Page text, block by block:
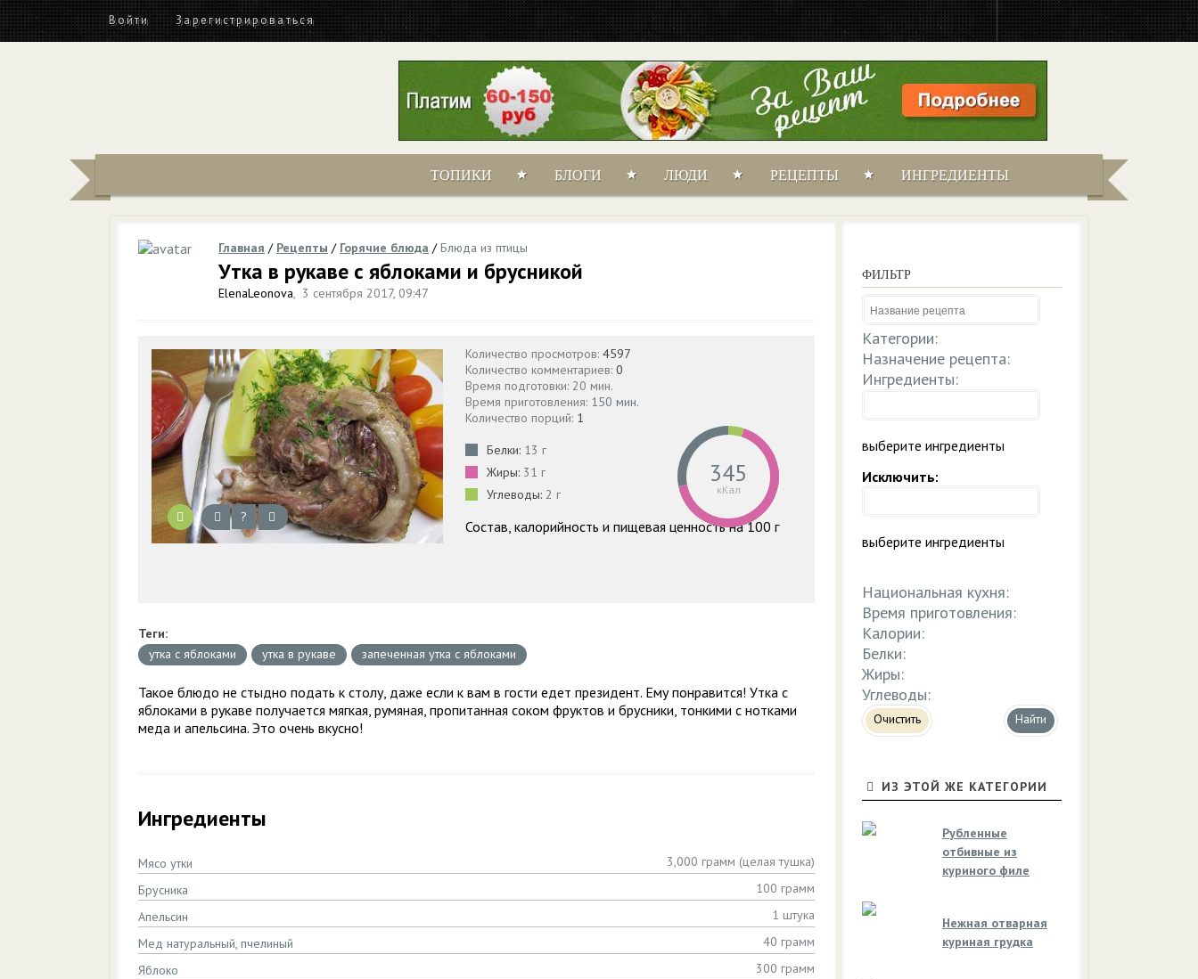
Войти Зарегистрироваться
ТОПИКИ БЛОГИ ЛЮДИ РЕЦЕПТЫ ИНГРЕДИЕНТЫ
Главная / Рецепты / Горячие блюда /Блюда из птицы
Утка в рукаве с яблоками и брусникой
ElenaLeonova, 3 сентября 2017, 09:47
?
Количество просмотров: 4597
Количество комментариев: 0
Время подготовки: 20 мин.
Время приготовления: 150 мин.
Количество порций: 1
Белки: 13 г
Жиры: 31 г
Углеводы: 2 г
345
кКал
Состав, калорийность и пищевая ценность на 100 г
Теги:
утка с яблоками
утка в рукаве запеченная утка с яблоками
Такое блюдо не стыдно подать к столу, даже если к вам в гости едет президент. Ему понравится! Утка с
яблоками в рукаве получается мягкая, румяная, пропитанная соком фруктов и брусники, тонкими с нотками
меда и апельсина. Это очень вкусно!
Ингредиенты
Мясо утки
3,000 грамм (целая тушка)
Брусника
100 грамм
Апельсин
1 штука
Мед натуральный, пчелиный
40 грамм
Яблоко
300 грамм
ФИЛЬТР
Категории:
Назначение рецепта:
Ингредиенты:
выберите ингредиенты
Исключить:
выберите ингредиенты
Национальная кухня:
Время приготовления:
Калории:
Белки:
Жиры:
Углеводы:
Очистить
ИЗ ЭТОЙ ЖЕ КАТЕГОРИИ
Рубленные
отбивные из
куриного филе
Нежная отварная
куриная грудка